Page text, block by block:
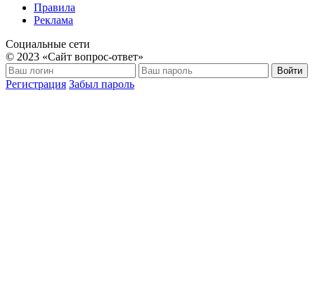
Правила
Реклама
Социальные сети
© 2023 «Сайт вопрос-ответ»
Войти
Регистрация Забыл пароль